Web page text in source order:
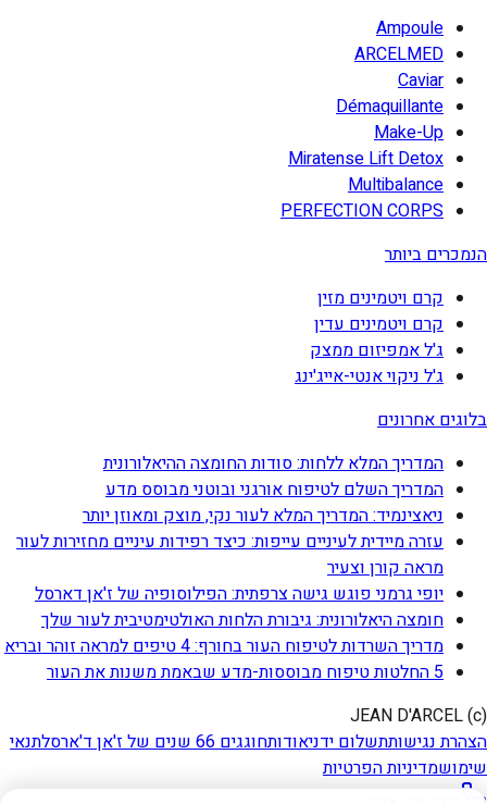
Ampoule
ARCELMED
Caviar
Démaquillante
Make-Up
Miratense Lift Detox
Multibalance
PERFECTION CORPS
הנמכרים ביותר
קרם ויטמינים מזין
קרם ויטמינים עדין
ג'ל אמפיזום ממצק
ג'ל ניקוי אנטי-אייג'ינג
בלוגים אחרונים
המדריך המלא ללחות: סודות החומצה ההיאלורונית
המדריך השלם לטיפוח אורגני ובוטני מבוסס מדע
ניאצינמיד: המדריך המלא לעור נקי, מוצק ומאוזן יותר
עזרה מיידית לעיניים עייפות: כיצד רפידות עיניים מחזירות לעור
מראה קורן וצעיר
יופי גרמני פוגש גישה צרפתית: הפילוסופיה של ז'אן דארסל
חומצה היאלורונית: גיבורת הלחות האולטימטיבית לעור שלך
מדריך השרדות לטיפוח העור בחורף: 4 טיפים למראה זוהר ובריא
5 החלטות טיפוח מבוססות-מדע שבאמת משנות את העור
(c) JEAN D'ARCEL
הצהרת נגישותתשלום ידניאודותחוגגים 66 שנים של ז'אן ד'ארסל
תנאי
שימושמדיניות הפרטיות